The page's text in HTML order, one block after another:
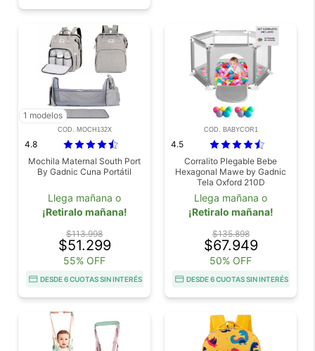
1 modelos
COD. MOCH132X
4.8
Mochila Maternal South Port
By Gadnic Cuna Portátil
Llega mañana o
¡Retiralo mañana!
$113.998
$51.299
55% OFF
DESDE 6 CUOTAS SIN INTERÉS
COD. BABYCOR1
4.5
Corralito Plegable Bebe
Hexagonal Mawe by Gadnic
Tela Oxford 210D
Llega mañana o
¡Retiralo mañana!
$135.898
$67.949
50% OFF
DESDE 6 CUOTAS SIN INTERÉS